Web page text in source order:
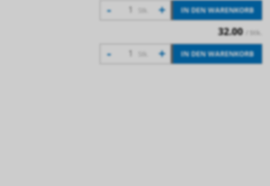
- + IN DEN WARENKORB
32.00 / Stk.
- + IN DEN WARENKORB